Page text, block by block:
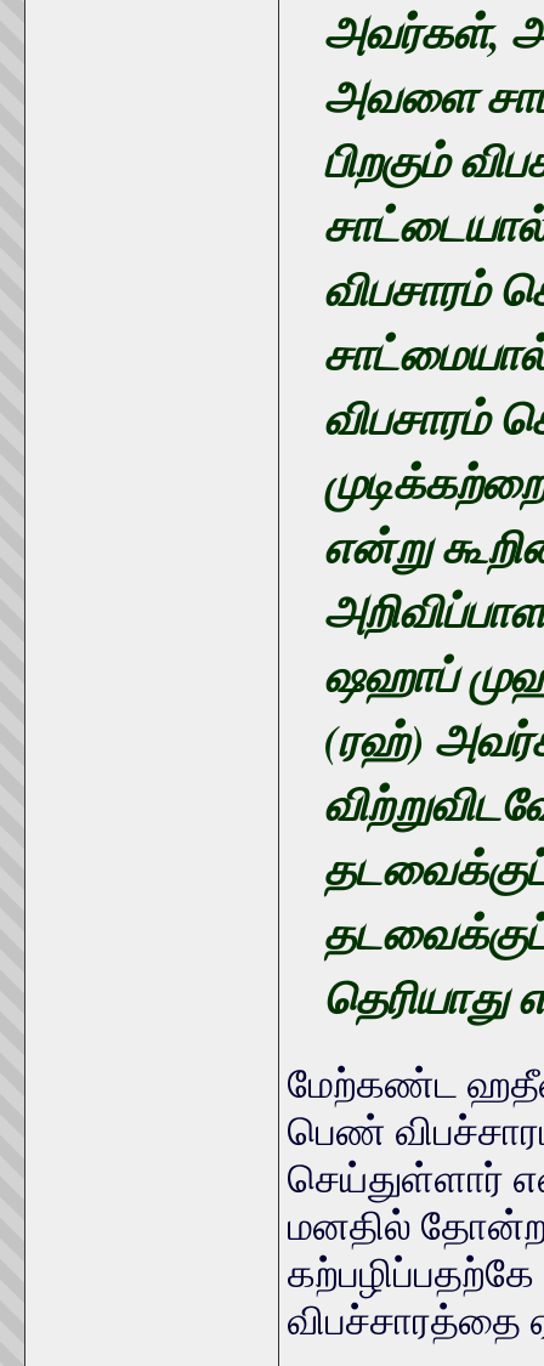
அவர்கள்,
அவளை
பிறகும்
சாட்டையால்
விபசாரம்
விபசாரம்
என்று
ஷஹாப்
(ரஹ்)
மேற்கண்ட
பெண்
செய்துள்ளார்
மனதில்